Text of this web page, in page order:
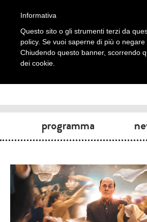
programma
Informativa
Questo sito o gli strumenti terzi da
policy. Se vuoi saperne di più o
Chiudendo questo banner, scorrendo
dei cookie.